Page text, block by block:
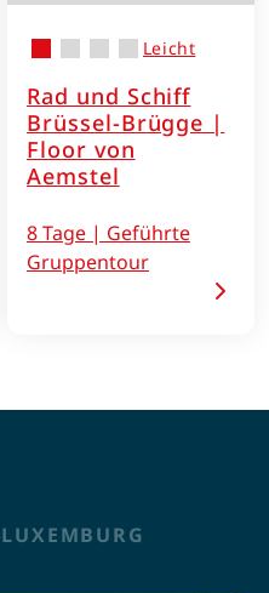
Rad und Schiff
Brüssel-Brügge |
Floor von
Aemstel
Leicht
8 Tage | Geführte
Gruppentour
LUXEMBURG